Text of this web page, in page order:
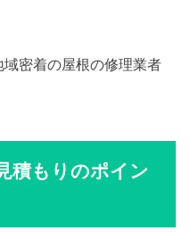
密着の屋根の修理業者
積もりのポイン